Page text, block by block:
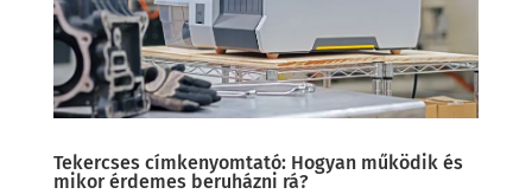
Tekercses címkenyomtató: Hogyan működik és
mikor érdemes beruházni rá?